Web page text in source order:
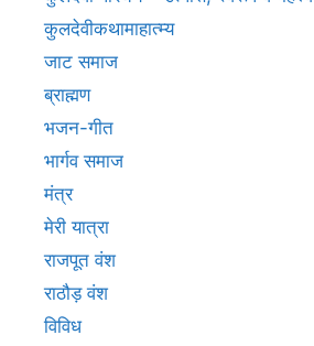
कुलदेवीकथामाहात्म्य
जाट समाज
ब्राह्मण
भजन-गीत
भार्गव समाज
मंत्र
मेरी यात्रा
राजपूत वंश
राठौड़ वंश
विविध